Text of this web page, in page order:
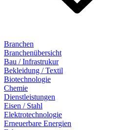
Branchen
Branchenübersicht
Bau / Infrastrukur
Bekleidung / Textil
Biotechnologie
Chemie
Dienstleistungen
Eisen / Stahl
Elektrotechnologie
Erneuerbare Energien